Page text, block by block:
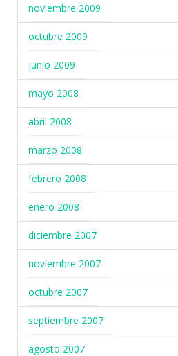
noviembre 2009
octubre 2009
junio 2009
mayo 2008
abril 2008
marzo 2008
febrero 2008
enero 2008
diciembre 2007
noviembre 2007
octubre 2007
septiembre 2007
agosto 2007